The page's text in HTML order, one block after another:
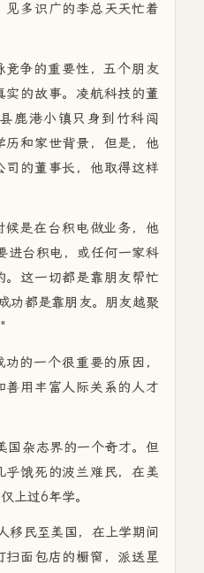
多识广的李总天天忙着
竞争的重要性，五个朋友
的故事。凌航科技的董
鹿港小镇只身到竹科闯
历和家世背景，但是，他
的董事长，他取得这样
候是在台积电做业务，他
进台积电，或任何一家科
。这一切都是靠朋友帮忙
功都是靠朋友。朋友越聚
的一个很重要的原因，
善用丰富人际关系的人才
国杂志界的一个奇才。但
乎饿死的波兰难民，在美
上过6年学。
移民至美国，在上学期间
面包店的橱窗，派送星